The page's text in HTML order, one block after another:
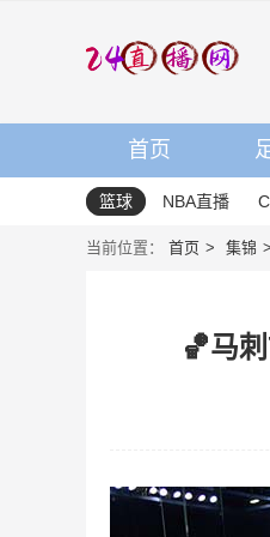
首页
篮球 NBA直播
当前位置： 首页 集锦
🏀马